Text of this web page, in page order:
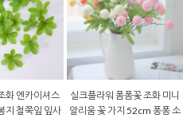
화 엔카이셔스
지 철쭉잎 잎사
실크플라워 폼폼꽃 조화 미니
알리움 꽃 가지 52cm 퐁퐁 소